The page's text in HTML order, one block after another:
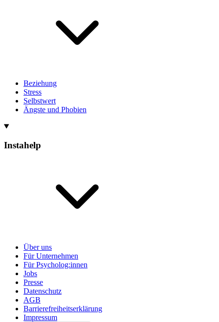
Beziehung
Stress
Selbstwert
Ängste und Phobien
Instahelp
Über uns
Für Unternehmen
Für Psycholog:innen
Jobs
Presse
Datenschutz
AGB
Barrierefreiheitserklärung
Impressum